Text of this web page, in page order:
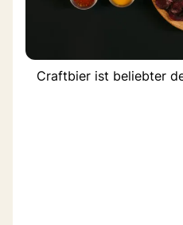
Craftbier ist beliebter